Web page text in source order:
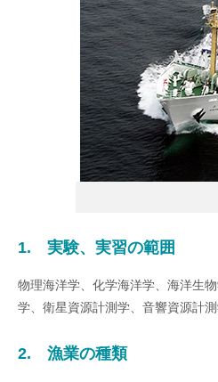
1. 実験、実習の範囲
物理海洋学、化学海洋学、海洋生
学、衛星資源計測学、音響資源計
2. 漁業の種類